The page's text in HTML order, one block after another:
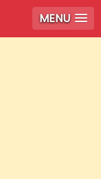
MENU